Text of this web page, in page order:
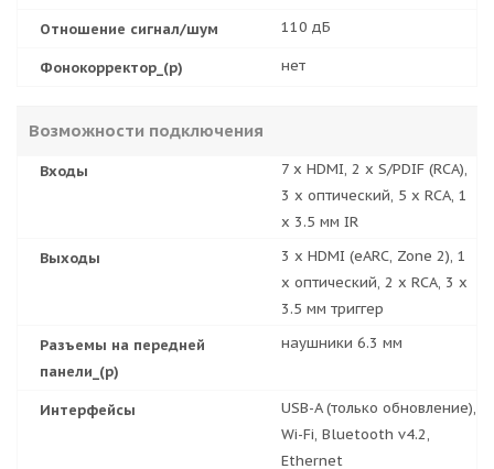
Отношение сигнал/шум 110 дБ
Фонокорректор_(р) нет
Возможности подключения
Входы
7 x HDMI, 2 x S/PDIF (RCA),
3 x оптический, 5 x RCA, 1
x 3.5 мм IR
Выходы
3 x HDMI (eARC, Zone 2), 1
х оптический, 2 x RCA, 3 x
3.5 мм триггер
Разъемы на передней
панели_(р)
наушники 6.3 мм
Интерфейсы
USB-A (только обновление),
Wi-Fi, Bluetooth v4.2,
Ethernet